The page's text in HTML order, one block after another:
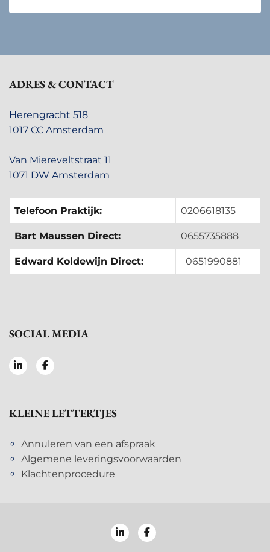
ADRES & CONTACT
Herengracht 518
1017 CC Amsterdam
Van Miereveltstraat 11
1071 DW Amsterdam
Telefoon Praktijk: 0206618135
Bart Maussen Direct: 0655735888
Edward Koldewijn Direct: 0651990881
SOCIAL MEDIA
KLEINE LETTERTJES
Annuleren van een afspraak
Algemene leveringsvoorwaarden
Klachtenprocedure